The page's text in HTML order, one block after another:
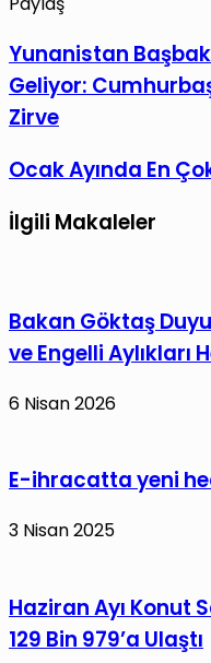
Posta
ile
paylaş
Yunanistan
Başbakanı
Miçotakis
Ankara’ya
Geliyor:
Cumhurbaşkanı
Erdoğan
ile
Yunanistan
Geliyor:
Zirve
Ocak
En
Ocak Ayında En
İlgili Makaleler
Bakan Göktaş
ve Engelli Aylıkları
6 Nisan 2026
E-ihracatta yeni
3 Nisan 2025
Haziran Ayı Konut
129 Bin 979’a Ulaştı